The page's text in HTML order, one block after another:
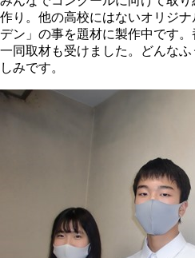
作り。他の高校にはないオリジ
デン」の事を題材に製作中です
一同取材も受けました。どんな
しみです。